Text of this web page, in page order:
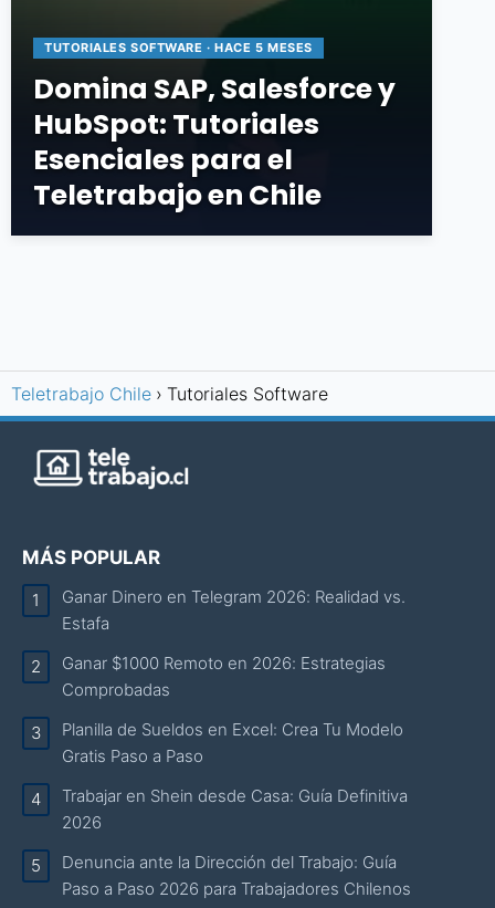
TUTORIALES SOFTWARE · HACE 5 MESES
Domina SAP, Salesforce y
HubSpot: Tutoriales
Esenciales para el
Teletrabajo en Chile
Teletrabajo Chile Tutoriales Software
MÁS POPULAR
Ganar Dinero en Telegram 2026: Realidad vs.
Estafa
Ganar $1000 Remoto en 2026: Estrategias
Comprobadas
Planilla de Sueldos en Excel: Crea Tu Modelo
Gratis Paso a Paso
Trabajar en Shein desde Casa: Guía Definitiva
2026
Denuncia ante la Dirección del Trabajo: Guía
Paso a Paso 2026 para Trabajadores Chilenos